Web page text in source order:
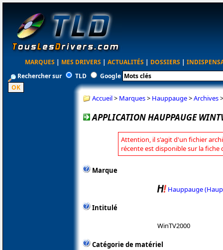
MARQUES | MES DRIVERS | ACTUALITÉS | DOSSIERS |
Rechercher sur
TLD Google
Accueil> Marques> Hauppauge>Archives
APPLICATION HAUPPAUGE
Attention, il s'agit d'un fichier
récente est disponible sur la fiche
Marque
Hauppauge
Intitulé
WinTV2000
Catégorie de matériel